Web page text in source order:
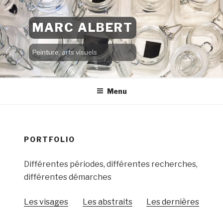
Aller
au
contenu
principal
MARC ALBERT
Peinture, arts visuels
Menu
PORTFOLIO
Différentes périodes, différentes recherches,
différentes démarches
Les visages Les abstraits Les dernières